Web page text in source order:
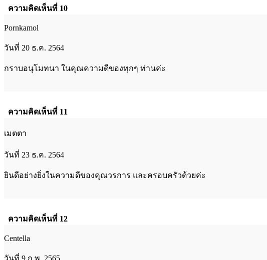
ความคิดเห็นที่ 10
Pornkamol
วันที่ 20 ธ.ค. 2564
กราบอนุโมทนา ในคุณความดีของทุกๆ ท่านค่ะ
ความคิดเห็นที่ 11
เมตตา
วันที่ 23 ธ.ค. 2564
ยินดีอย่างยิ่งในความดีของคุณวรการ และครอบครัวด้วยค่ะ
ความคิดเห็นที่ 12
Centella
วันที่ 9 ก.พ. 2565